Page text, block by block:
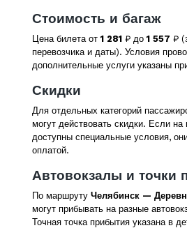
Стоимость и багаж
Цена билета от1 281 ₽ до1 557 ₽
перевозчика и даты). Условия
дополнительные услуги указаны
Скидки
Для отдельных категорий
могут действовать скидки. Если
доступны специальные условия,
оплатой.
Автовокзалы и точки
По маршруту Челябинск —
могут прибывать на разные
Точная точка прибытия указана в